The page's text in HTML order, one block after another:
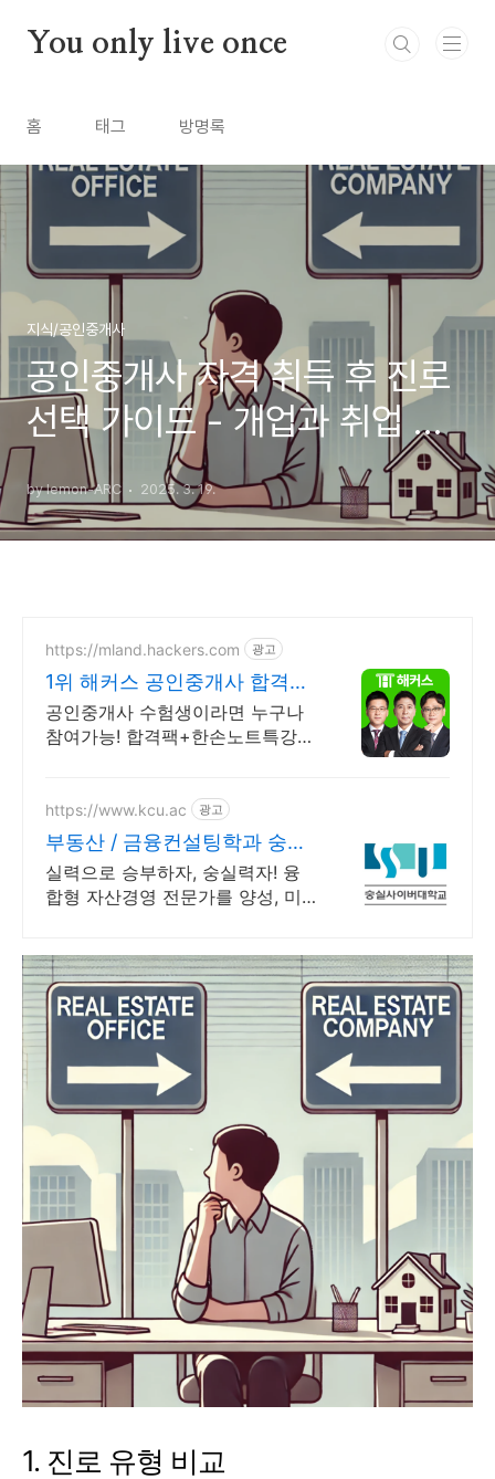
You only live once
홈 태그 방명록
지식/공인중개사
공인중개사 자격 취득 후 진로
선택 가이드 - 개업과 취업 사
이의 현실적 고민과 고려사항
by lemon-ARC 2025. 3. 19.
https://mland.hackers.com 광고
1위 해커스 공인중개사 합격팩
+커피쿠폰까지 쏜다!
공인중개사 수험생이라면 누구나
참여가능! 합격팩+한손노트특강까
https://www.kcu.ac 광고
부동산 / 금융컨설팅학과 숭실
사이버대 신편입생 모집중
실력으로 승부하자, 숭실력자! 융
합형 자산경영 전문가를 양성, 미
커리큘럼! 평생무료수강!
1. 진로 유형 비교